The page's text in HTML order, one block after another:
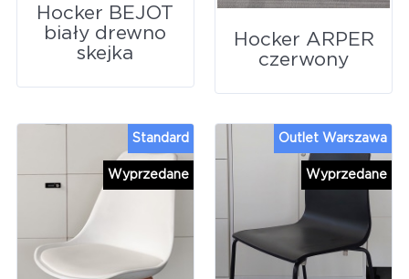
Hocker BEJOT
biały drewno
skejka
Hocker ARPER
czerwony
Wyprzedane
Standard
Wyprzedane
Outlet Warszawa